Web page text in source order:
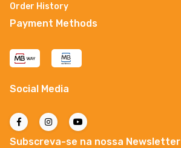
Order History
Payment Methods
Social Media
Subscreva-se na nossa Newsletter